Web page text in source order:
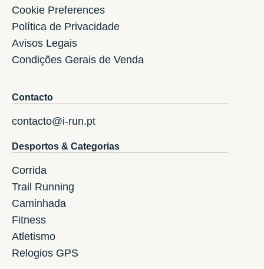
Cookie Preferences
Política de Privacidade
Avisos Legais
Condições Gerais de Venda
Contacto
contacto@i-run.pt
Desportos & Categorias
Corrida
Trail Running
Caminhada
Fitness
Atletismo
Relogios GPS